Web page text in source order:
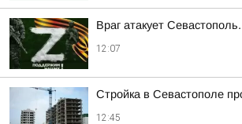
Враг атакует
12:07
Стройка в Севастополе
12:45